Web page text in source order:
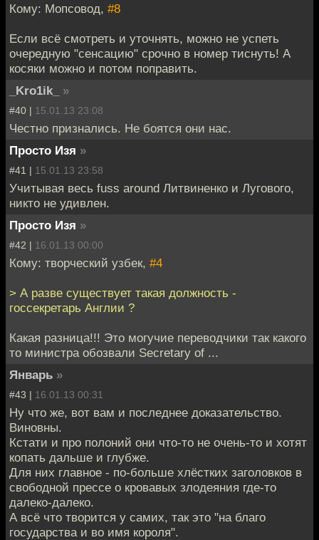
Кому: Мопсовод, #8
Если всё смотреть и уточнять, можно не успеть
очередную "сенсацию" срочно в номер тиснуть! А
косяки можно и потом поправить.
_Kro1ik_
»
#40 | 15.01.13 23:08
Честно признались. Не боятся они нас.
Просто Изя »
#41 | 15.01.13 23:58
Учитывая весь fuss around Литвиненко и Лугового,
никто не удивлен.
Просто Изя »
#42 | 16.01.13 00:00
Кому: творческий узбек, #4
> А разве существует такая должность -
госсекретарь Англии ?
Какая разница!!! Это могучие переводчики так какого
то министра обозвали Secretary of ...
Январь »
#43 | 16.01.13 00:31
Ну что же, вот вам и последнее доказательство.
Виновны.
Кстати и про полоний они что-то не очень-то и хотят
копать дальше и глубже.
Для них главное - по-больше хлёстких заголовков в
свободной прессе о кровавых злодеяния где-то
далеко-далеко.
А всё что творится у самих, так это "на благо
государства и во имя короля".